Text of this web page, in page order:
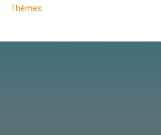
Thèmes